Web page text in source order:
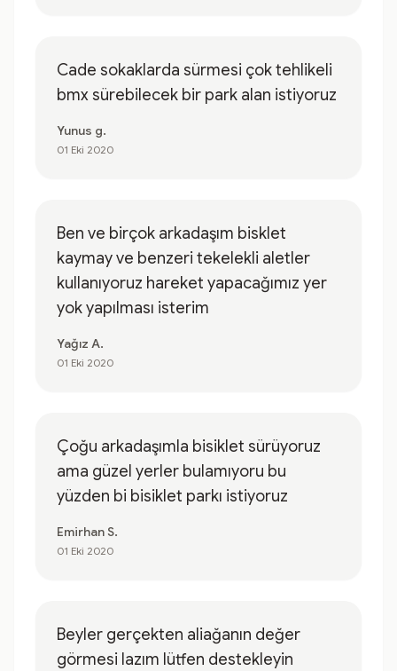
Cade sokaklarda sürmesi çok tehlikeli
bmx sürebilecek bir park alan istiyoruz
Yunus g.
01 Eki 2020
Ben ve birçok arkadaşım bisklet
kaymay ve benzeri tekelekli aletler
kullanıyoruz hareket yapacağımız yer
yok yapılması isterim
Yağız A.
01 Eki 2020
Çoğu arkadaşımla bisiklet sürüyoruz
ama güzel yerler bulamıyoru bu
yüzden bi bisiklet parkı istiyoruz
Emirhan S.
01 Eki 2020
Beyler gerçekten aliağanın değer
görmesi lazım lütfen destekleyin